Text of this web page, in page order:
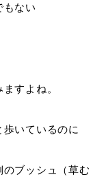
もない
すよね。
いているのに
ブッシュ（草む